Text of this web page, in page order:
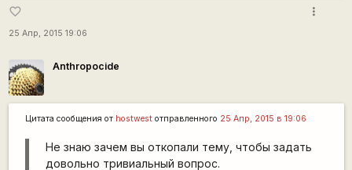
favorite_border
25 Апр, 2015 19:06
more_vert
Anthropocide
Цитата сообщения от hostwestотправленного 25 Апр, 2015 в 19:06
Не знаю зачем вы откопали тему, чтобы задать
довольно тривиальный вопрос.